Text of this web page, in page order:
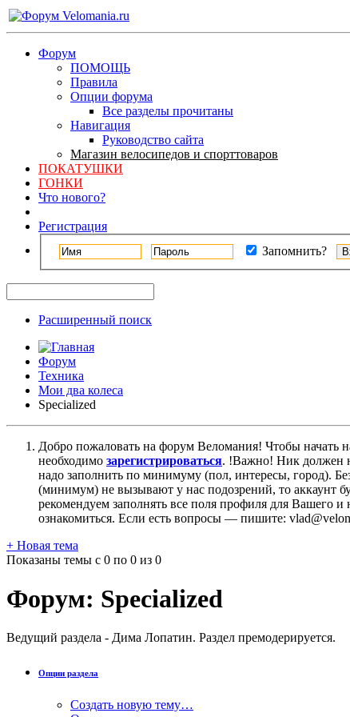
Форум
ПОМОЩЬ
Правила
Опции форума
Все разделы прочитаны
Навигация
Руководство сайта
Магазин велосипедов и спорттоваров
ПОКАТУШКИ
ГОНКИ
Что нового?
Регистрация
Запомнить?
Расширенный поиск
Форум
Техника
Мои два колеса
Specialized
Добро пожаловать на форум Веломания! Чтобы начать
необходимо зарегистрироваться. !Важно! Ник должен
надо заполнить по минимуму (пол, интересы, город).
(минимум) не вызывают у нас подозрений, то аккаунт
рекомендуем заполнять все поля профиля для Вашего
ознакомиться. Если есть вопросы — пишите:
+ Новая тема
Показаны темы с 0 по 0 из 0
Форум: Specialized
Ведущий раздела - Дима Лопатин. Раздел премодерируется.
Опции раздела
Создать новую тему…